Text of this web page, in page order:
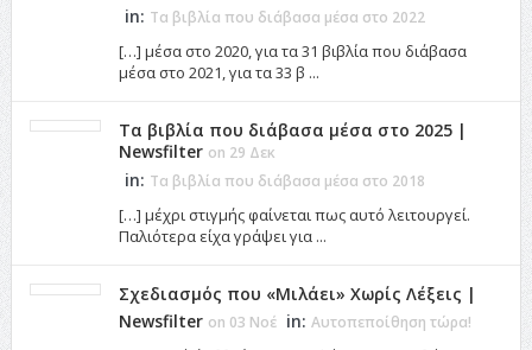
in: Τα βιβλία που διάβασα μέσα στο 2022
[…] μέσα στο 2020, για τα 31 βιβλία που διάβασα
μέσα στο 2021, για τα 33 β ...
Τα βιβλία που διάβασα μέσα στο 2025 |
Newsfilter on 29 Δεκ
in: Τα βιβλία που διάβασα μέσα στο 2018
[…] μέχρι στιγμής φαίνεται πως αυτό λειτουργεί.
Παλιότερα είχα γράψει για ...
Σχεδιασμός που «Μιλάει» Χωρίς Λέξεις |
Newsfilter on 03 Νοέ in: Αυτοπεποίθηση τώρα!